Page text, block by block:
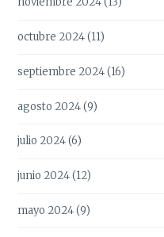
octubre 2024(11)
septiembre 2024(16)
agosto 2024(9)
julio 2024(6)
junio 2024(12)
mayo 2024(9)